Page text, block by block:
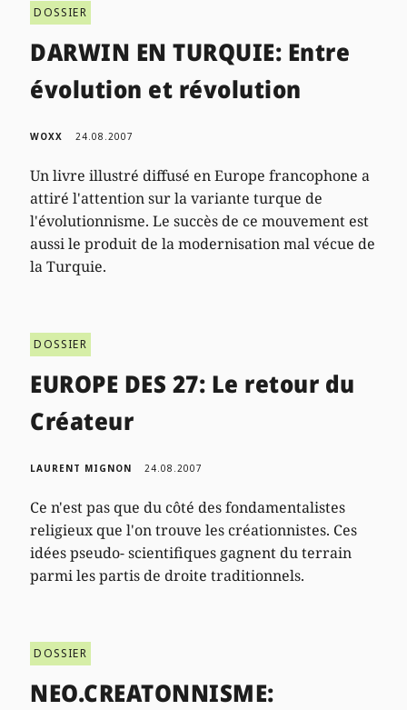
DOSSIER
DARWIN EN TURQUIE: Entre
évolution et révolution
WOXX 24.08.2007
Un livre illustré diffusé en Europe francophone a
attiré l'attention sur la variante turque de
l'évolutionnisme. Le succès de ce mouvement est
aussi le produit de la modernisation mal vécue de
la Turquie.
DOSSIER
EUROPE DES 27: Le retour du
Créateur
LAURENT MIGNON 24.08.2007
Ce n'est pas que du côté des fondamentalistes
religieux que l'on trouve les créationnistes. Ces
idées pseudo- scientifiques gagnent du terrain
parmi les partis de droite traditionnels.
DOSSIER
NEO.CREATONNISME: